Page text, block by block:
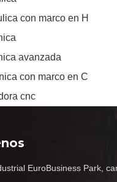
con marco en H
avanzada
con marco en C
cnc
EuroBusiness Park,